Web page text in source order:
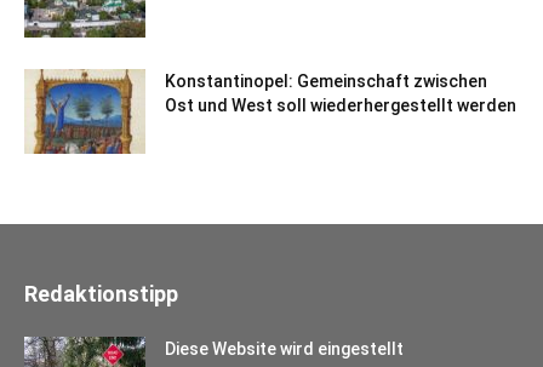
Konstantinopel: Gemeinschaft zwischen
Ost und West soll wiederhergestellt werden
Redaktionstipp
Diese Website wird eingestellt